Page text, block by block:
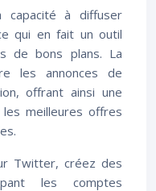
à diffuser
qui en fait un outil
de bons plans. La
les annonces de
offrant ainsi une
les meilleures offres
Twitter, créez des
les comptes